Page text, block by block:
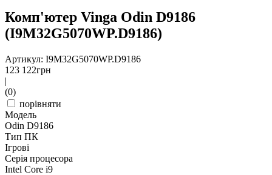
Комп'ютер Vinga Odin D9186
(I9M32G5070WP.D9186)
Артикул: I9M32G5070WP.D9186
123 122грн
|
(0)
порівняти
Модель
Odin D9186
Тип ПК
Ігрові
Серія процесора
Intel Core i9